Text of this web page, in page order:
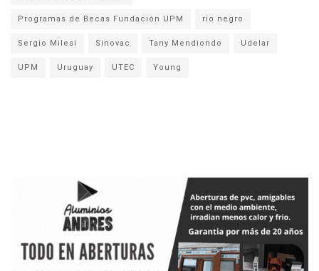
Programas de Becas Fundación UPM rio negro
Sergio Milesi Sinovac Tany Mendiondo Udelar
UPM Uruguay UTEC Young